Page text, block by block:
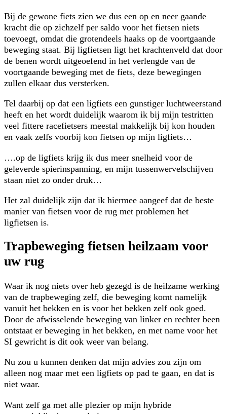
Bij de gewone fiets zien we dus een op en neer gaande
kracht die op zichzelf per saldo voor het fietsen niets
toevoegt, omdat die grotendeels haaks op de voortgaande
beweging staat. Bij ligfietsen ligt het krachtenveld dat door
de benen wordt uitgeoefend in het verlengde van de
voortgaande beweging met de fiets, deze bewegingen
zullen elkaar dus versterken.
Tel daarbij op dat een ligfiets een gunstiger luchtweerstand
heeft en het wordt duidelijk waarom ik bij mijn testritten
veel fittere racefietsers meestal makkelijk bij kon houden
en vaak zelfs voorbij kon fietsen op mijn ligfiets…
….op de ligfiets krijg ik dus meer snelheid voor de
geleverde spierinspanning, en mijn tussenwervelschijven
staan niet zo onder druk…
Het zal duidelijk zijn dat ik hiermee aangeef dat de beste
manier van fietsen voor de rug met problemen het
ligfietsen is.
Trapbeweging fietsen heilzaam voor
uw rug
Waar ik nog niets over heb gezegd is de heilzame werking
van de trapbeweging zelf, die beweging komt namelijk
vanuit het bekken en is voor het bekken zelf ook goed.
Door de afwisselende beweging van linker en rechter been
ontstaat er beweging in het bekken, en met name voor het
SI gewricht is dit ook weer van belang.
Nu zou u kunnen denken dat mijn advies zou zijn om
alleen nog maar met een ligfiets op pad te gaan, en dat is
niet waar.
Want zelf ga met alle plezier op mijn hybride